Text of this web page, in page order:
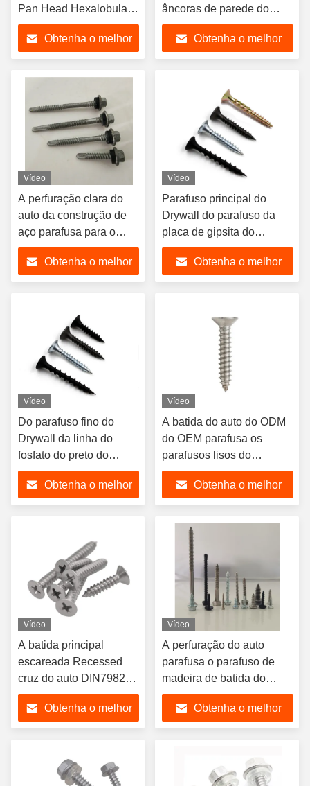
Pan Head Hexalobular
Socket Pan do metal
parafusos de furo
personalizados com
batida da linha de
Obtenha o melhor
âncoras de parede do
Drywall com os parafusos
de batida do auto para a
placa de gesso
Obtenha o melhor
Vídeo
A perfuração clara do
auto da construção de
aço parafusa para o
telhado da construção
do SCR de Tek das
casas/recipientes da
construção de aço
Obtenha o melhor
Vídeo
Parafuso principal do
Drywall do parafuso da
placa de gipsita do
cornetim do fosfato do
preto da linha
Obtenha o melhor
Vídeo
Do parafuso fino do
Drywall da linha do
fosfato do preto do
parafuso do auto
parafuso preto de batida
do Drywall
Obtenha o melhor
Vídeo
A batida do auto do ODM
do OEM parafusa os
parafusos lisos do
fechamento de 120 graus
Obtenha o melhor
Vídeo
A batida principal
escareada Recessed
cruz do auto DIN7982
parafusa ST2.9-ST6.3
A4 CSKObtenha o melhor
Vídeo
A perfuração do auto
parafusa o parafuso de
madeira de batida do
parafuso do auto
Obtenha o melhor